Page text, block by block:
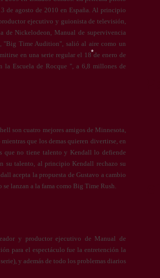
de agosto de 2010 en España. Al principio
ejecutivo y guionista de televisión,
de Nickelodeon, Manual de supervivencia
"Big Time Audition", salió al aire como un
en una serie regular el 18 de enero de
Escuela de Rocque ", a 6,8 millones de
son cuatro mejores amigos de Minnesota,
que los demas quieren divertirse, en
que no tiene talento y Kendall lo defiende
su talento, al principio Kendall rechazo su
acepta la propuesta de Gustavo a cambio
se lanzan a la fama como Big Time Rush.
y productor ejecutivo de Manual de
para el espectáculo fue la entretención la
y además de todo los problemas diarios
*